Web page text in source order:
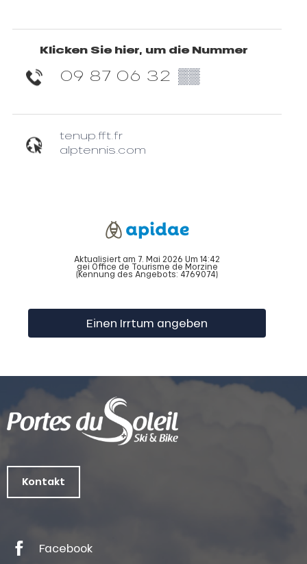
Klicken Sie hier, um die Nummer
09 87 06 32 ▒▒
tenup.fft.fr
alptennis.com
Aktualisiert am 7. Mai 2026 Um 14:42
gei Office de Tourisme de Morzine
(Kennung des Angebots: 4769074)
Einen Irrtum angeben
Kontakt
Facebook